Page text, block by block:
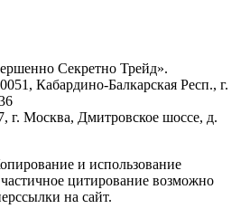
Секретно Трейд».
Кабардино-Балкарская Респ., г.
г. Москва, Дмитровское шоссе, д.
и использование
цитирование возможно
на сайт.